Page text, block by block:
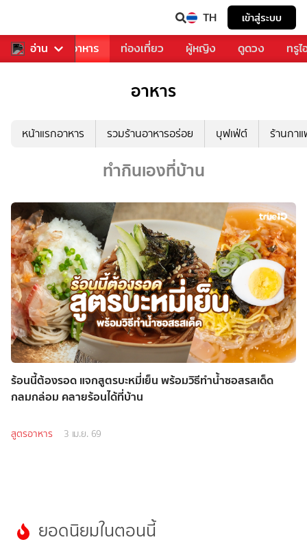
TH เข้าสู่ระบบ
อ่าน
การเพลง อาหาร ท่องเที่ยว ผู้หญิง ดูดวง ทรู
อาหาร
หน้าแรกอาหาร รวมร้านอาหารอร่อย บุฟเฟ่ต์ ร้านกา
ทำกินเองที่บ้าน
ร้อนนี้ต้องรอด แจกสูตรบะหมี่เย็น พร้อมวิธีทำน้ำซอสรสเด็ด
กลมกล่อม คลายร้อนได้ที่บ้าน
สูตรอาหาร 3 เม.ย. 69
ยอดนิยมในตอนนี้